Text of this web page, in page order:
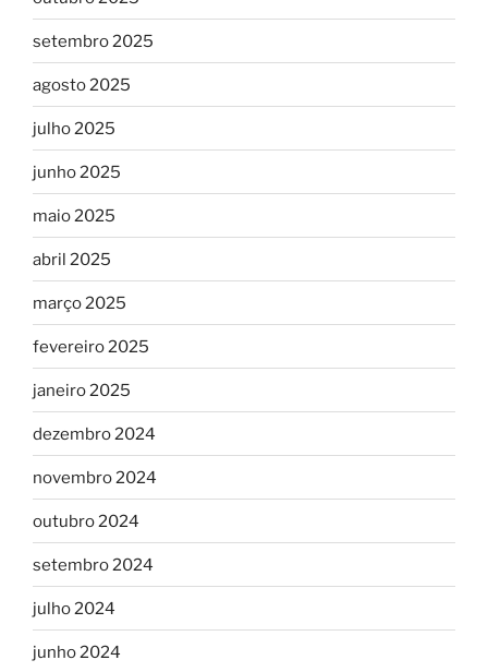
setembro 2025
agosto 2025
julho 2025
junho 2025
maio 2025
abril 2025
março 2025
fevereiro 2025
janeiro 2025
dezembro 2024
novembro 2024
outubro 2024
setembro 2024
julho 2024
junho 2024